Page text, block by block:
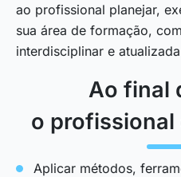
ao profissional planejar,
sua área de formação,
interdisciplinar e
Ao final
o profissional
Aplicar métodos,